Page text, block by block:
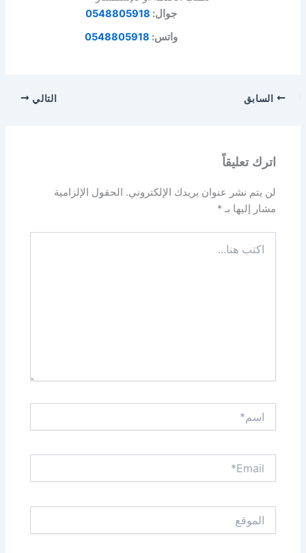
جوال: 0548805918
واتس: 0548805918
السابق التالي
اترك تعليقاً
لن يتم نشر عنوان بريدك الإلكتروني. الحقول الإلزامية
مشار إليها بـ*
هنا...